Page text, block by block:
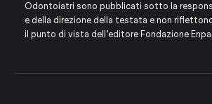
Odontoiatri sono pubblicati sotto la
e della direzione della testata e non
il punto di vista dell’editore Fondazione